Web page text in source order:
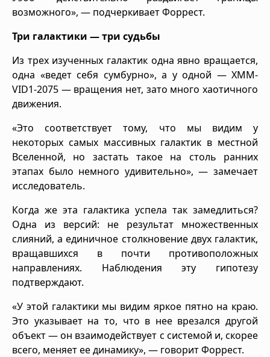
возможного», — подчеркивает Форрест.
Три галактики — три судьбы
Из трех изученных галактик одна явно вращается,
одна «ведет себя сумбурно», а у одной — XMM-
VID1-2075 — вращения нет, зато много хаотичного
движения.
«Это соответствует тому, что мы видим у
некоторых самых массивных галактик в местной
Вселенной, но застать такое на столь ранних
этапах было немного удивительно», — замечает
исследователь.
Когда же эта галактика успела так замедлиться?
Одна из версий: не результат множественных
слияний, а единичное столкновение двух галактик,
вращавшихся в почти противоположных
направлениях. Наблюдения эту гипотезу
подтверждают.
«У этой галактики мы видим яркое пятно на краю.
Это указывает на то, что в нее врезался другой
объект — он взаимодействует с системой и, скорее
всего, меняет ее динамику», — говорит Форрест.